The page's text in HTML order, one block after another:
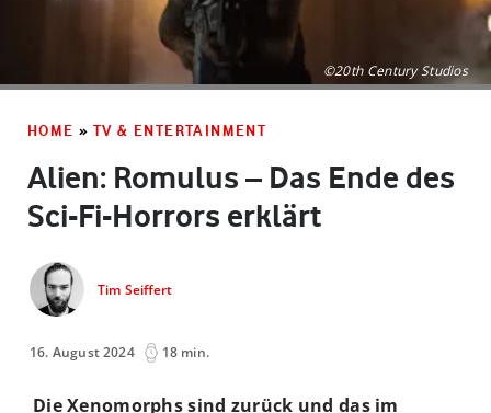
©20th Century Studios
HOME » TV & ENTERTAINMENT
Alien: Romulus – Das Ende des
Sci-Fi-Horrors erklärt
Tim Seiffert
16. August 2024 18 min.
Die Xenomorphs sind zurück und das im